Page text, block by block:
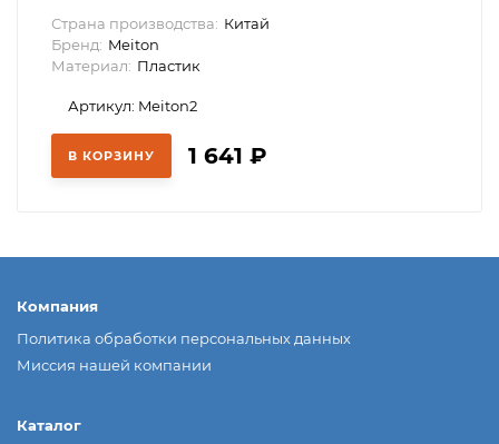
Страна производства: Китай
Бренд: Meiton
Материал: Пластик
Артикул: Meiton2
В КОРЗИНУ 1 641 ₽
Компания
Политика обработки персональных данных
Миссия нашей компании
Каталог